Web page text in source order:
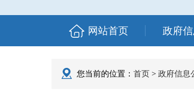
网站首页 政府
您当前的位置： 首页 > 政府信息